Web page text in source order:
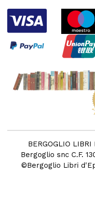
BERGOGLIO
Bergoglio snc C.F.
©Bergoglio Libri